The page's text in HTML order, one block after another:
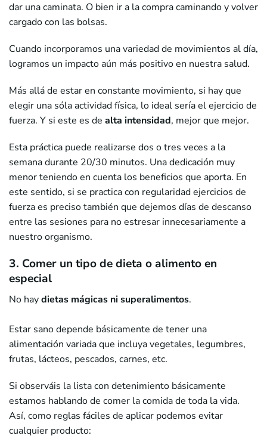
dar una caminata. O bien ir a la compra caminando y volver
cargado con las bolsas.
Cuando incorporamos una variedad de movimientos al día,
logramos un impacto aún más positivo en nuestra salud.
Más allá de estar en constante movimiento, si hay que
elegir una sóla actividad física, lo ideal sería el ejercicio de
fuerza. Y si este es de alta intensidad, mejor que mejor.
Esta práctica puede realizarse dos o tres veces a la
semana durante 20/30 minutos. Una dedicación muy
menor teniendo en cuenta los beneficios que aporta. En
este sentido, si se practica con regularidad ejercicios de
fuerza es preciso también que dejemos días de descanso
entre las sesiones para no estresar innecesariamente a
nuestro organismo.
3. Comer un tipo de dieta o alimento en
especial
No haydietas mágicas ni superalimentos.
Estar sano depende básicamente de tener una
alimentación variada que incluya vegetales, legumbres,
frutas, lácteos, pescados, carnes, etc.
Si observáis la lista con detenimiento básicamente
estamos hablando de comer la comida de toda la vida.
Así, como reglas fáciles de aplicar podemos evitar
cualquier producto: